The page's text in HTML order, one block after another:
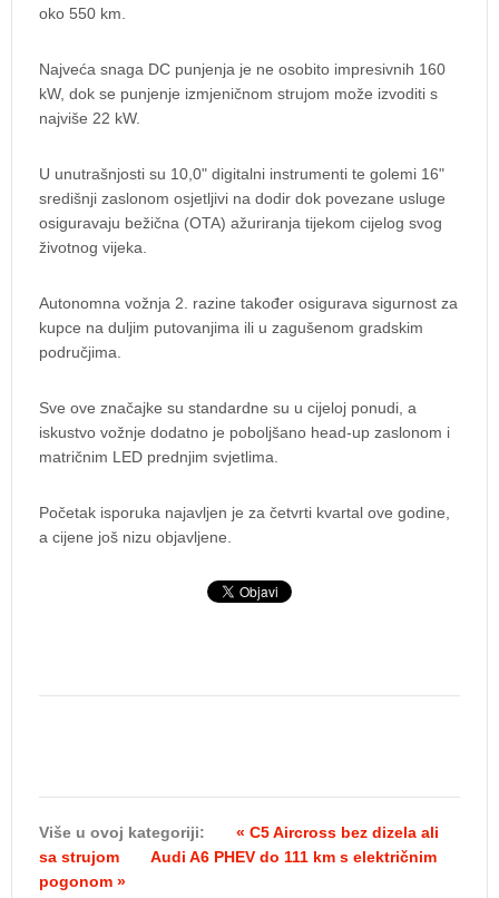
oko 550 km.
Najveća snaga DC punjenja je ne osobito impresivnih 160
kW, dok se punjenje izmjeničnom strujom može izvoditi s
najviše 22 kW.
U unutrašnjosti su 10,0" digitalni instrumenti te golemi 16"
središnji zaslonom osjetljivi na dodir dok povezane usluge
osiguravaju bežična (OTA) ažuriranja tijekom cijelog svog
životnog vijeka.
Autonomna vožnja 2. razine također osigurava sigurnost za
kupce na duljim putovanjima ili u zagušenom gradskim
područjima.
Sve ove značajke su standardne su u cijeloj ponudi, a
iskustvo vožnje dodatno je poboljšano head-up zaslonom i
matričnim LED prednjim svjetlima.
Početak isporuka najavljen je za četvrti kvartal ove godine,
a cijene još nizu objavljene.
Više u ovoj kategoriji:
« C5 Aircross bez dizela ali
sa strujom
Audi A6 PHEV do 111 km s električnim
pogonom »